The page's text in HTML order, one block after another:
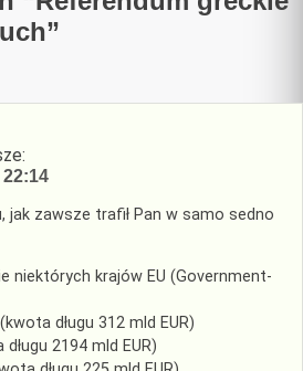
”
jak zawsze trafił Pan w samo sedno
niektórych krajów EU (Government-
długu 312 mld EUR)
2194 mld EUR)